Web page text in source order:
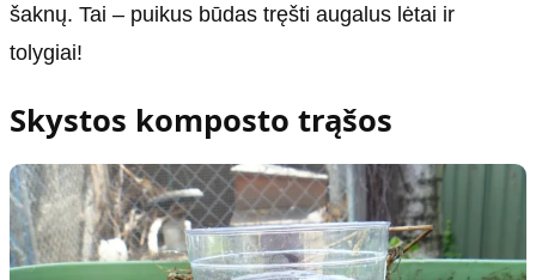
šaknų. Tai – puikus būdas tręšti augalus lėtai ir
tolygiai!
Skystos komposto trąšos